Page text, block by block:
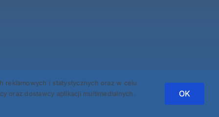
reklamowych i statystycznych oraz w celu
oraz dostawcy aplikacji multimedialnych.
OK